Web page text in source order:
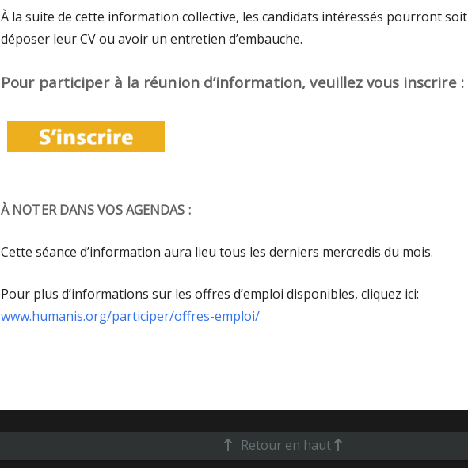
À la suite de cette information collective, les candidats intéressés pourront soit
déposer leur CV ou avoir un entretien d’embauche.
Pour participer à la réunion d’information, veuillez vous inscrire :
À NOTER DANS VOS AGENDAS :
Cette séance d’information aura lieu tous les derniers mercredis du mois.
Pour plus d’informations sur les offres d’emploi disponibles, cliquez ici:
www.humanis.org/participer/offres-emploi/
Retour en haut